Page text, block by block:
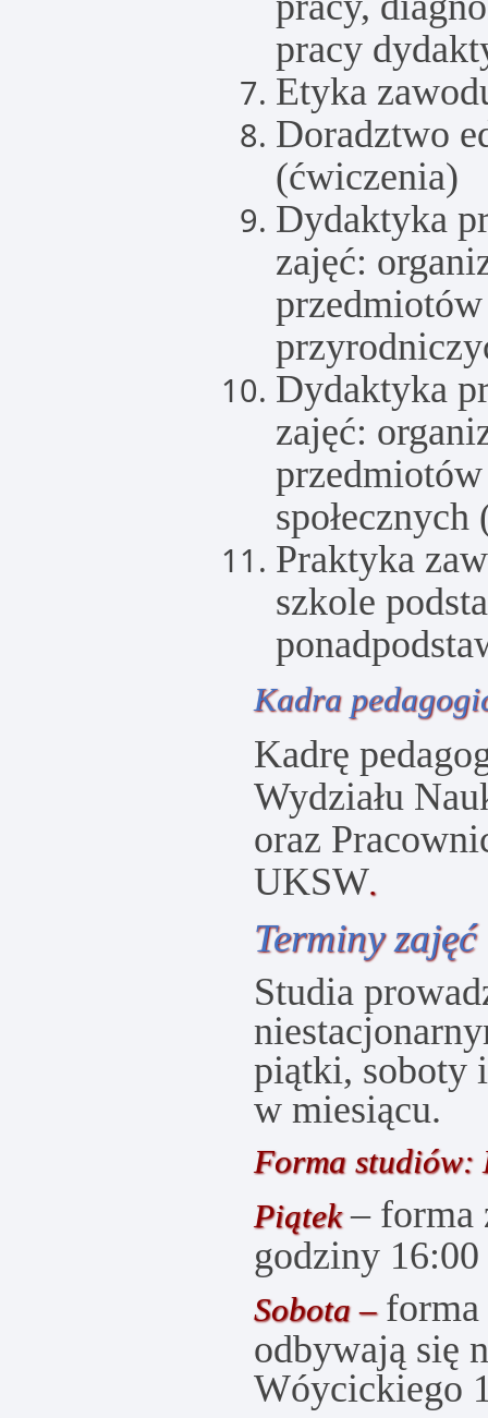
pracy
Etyka
Doradztwo
(ćwiczenia)
Dydaktyka
zajęć:
Dydaktyka
zajęć:
Praktyka
szkole
Kadra
Kadrę
Wydziału
oraz
UKSW.
Terminy zajęć
Studia
piątki, soboty
w miesiącu.
Forma studiów:
Piątek– forma
godziny
Sobota – forma
odbywają się
Wóycickiego